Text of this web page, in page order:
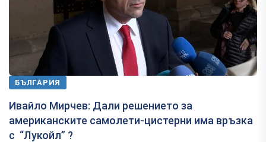
БЪЛГАРИЯ
Ивайло Мирчев: Дали решението за
американските самолети-цистерни има връзка
с “Лукойл” ?